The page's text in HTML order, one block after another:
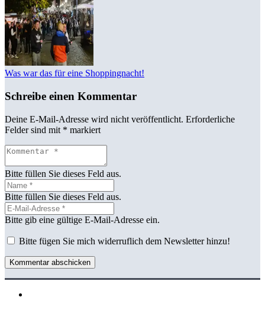
Was war das für eine Shoppingnacht!
Schreibe einen Kommentar
Deine E-Mail-Adresse wird nicht veröffentlicht. Erforderliche
Felder sind mit * markiert
Bitte füllen Sie dieses Feld aus.
Bitte füllen Sie dieses Feld aus.
Bitte gib eine gültige E-Mail-Adresse ein.
Bitte fügen Sie mich widerruflich dem Newsletter hinzu!
Kommentar abschicken